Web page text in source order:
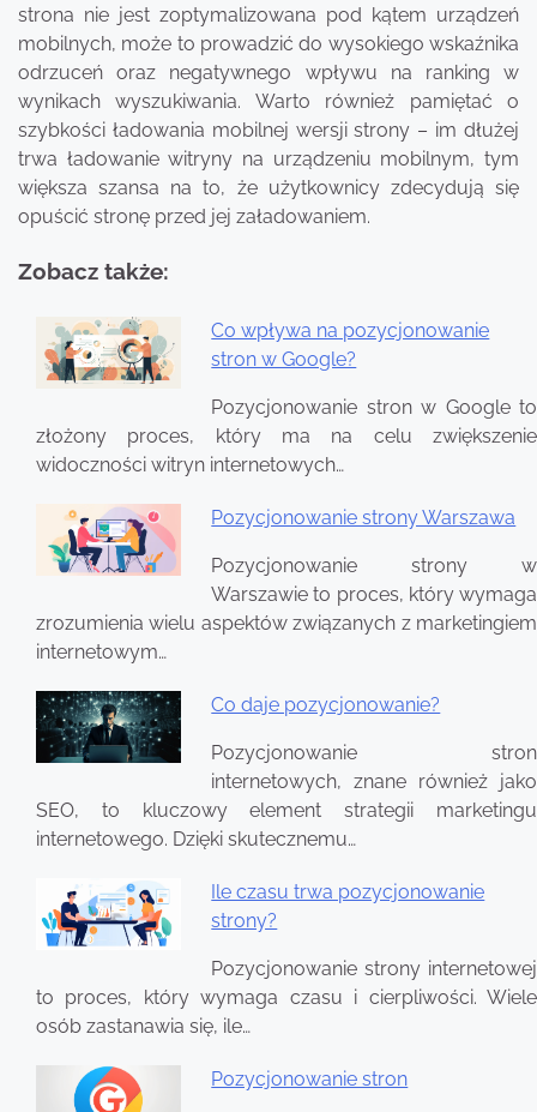
strona nie jest zoptymalizowana pod kątem urządzeń
mobilnych, może to prowadzić do wysokiego wskaźnika
odrzuceń oraz negatywnego wpływu na ranking w
wynikach wyszukiwania. Warto również pamiętać o
szybkości ładowania mobilnej wersji strony – im dłużej
trwa ładowanie witryny na urządzeniu mobilnym, tym
większa szansa na to, że użytkownicy zdecydują się
opuścić stronę przed jej załadowaniem.
Zobacz także:
Co wpływa na pozycjonowanie
stron w Google?
Pozycjonowanie stron w Google to
złożony proces, który ma na celu zwiększenie
widoczności witryn internetowych…
Pozycjonowanie strony Warszawa
Pozycjonowanie strony w
Warszawie to proces, który wymaga
zrozumienia wielu aspektów związanych z marketingiem
internetowym…
Co daje pozycjonowanie?
Pozycjonowanie stron
internetowych, znane również jako
SEO, to kluczowy element strategii marketingu
internetowego. Dzięki skutecznemu…
Ile czasu trwa pozycjonowanie
strony?
Pozycjonowanie strony internetowej
to proces, który wymaga czasu i cierpliwości. Wiele
osób zastanawia się, ile…
Pozycjonowanie stron
Nawigacja